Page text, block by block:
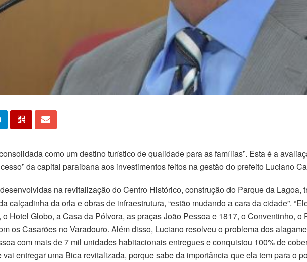
como um destino turístico de qualidade para as famílias”. Esta é a
da capital paraibana aos investimentos feitos na gestão do prefeito Luciano
na revitalização do Centro Histórico, construção do Parque da
calçadinha da orla e obras de infraestrutura, “estão mudando a cara da cidade”.
Hotel Globo, a Casa da Pólvora, as praças João Pessoa e 1817, o Conventinho,
os Casarões no Varadouro. Além disso, Luciano resolveu o problema dos
com mais de 7 mil unidades habitacionais entregues e conquistou 100% de
entregar uma Bica revitalizada, porque sabe da importância que ela tem para o